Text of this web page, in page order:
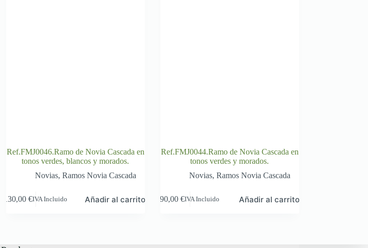
Ref.FMJ0046.Ramo de Novia Cascada en
tonos verdes, blancos y morados.
Novias,Ramos Novia Cascada
130,00€IVA Incluido Añadir al carrito
Ref.FMJ0044.Ramo de Novia Cascada en
tonos verdes y morados.
Novias,Ramos Novia Cascada
90,00€IVA Incluido Añadir al carrito